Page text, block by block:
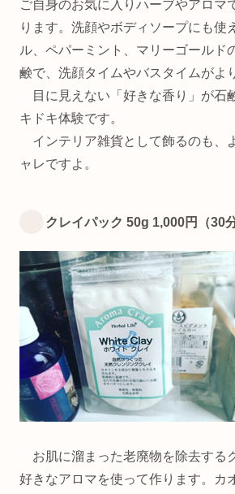
ご自身のお気に入りハーブやアロマ
ります。洗顔やボディソープにも使
ル、ペパーミント、マリーゴールド
鹸で、洗顔タイムやバスタイムがよ
目に見えない「好きな香り」が石
キドキ体験です。
インテリア雑貨として飾るのも、
ャレですよ。
クレイパック 50g 1,000円（30分
お肌に溜まった老廃物を除去する
好きなアロマを使って作ります。カ